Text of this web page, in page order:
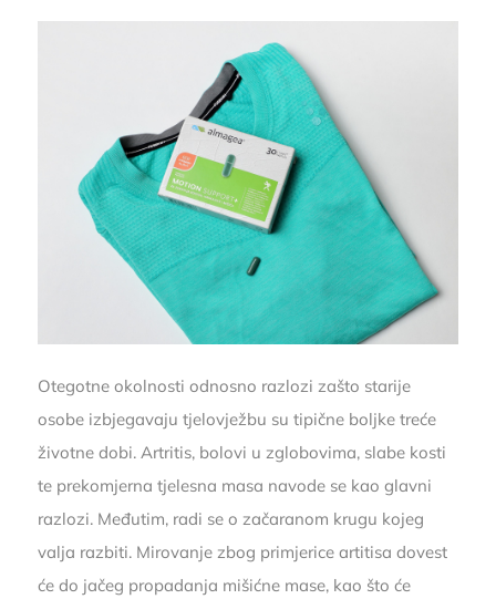
Otegotne okolnosti odnosno razlozi zašto starije
osobe izbjegavaju tjelovježbu su tipične boljke treće
životne dobi. Artritis, bolovi u zglobovima, slabe kosti
te prekomjerna tjelesna masa navode se kao glavni
razlozi. Međutim, radi se o začaranom krugu kojeg
valja razbiti. Mirovanje zbog primjerice artitisa dovest
će do jačeg propadanja mišićne mase, kao što će